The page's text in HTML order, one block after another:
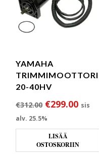
YAMAHA
TRIMMIMOOTTORI
20-40HV
€312.00 €299.00 sis
alv. 25.5%
LISÄÄ
OSTOSKORIIN